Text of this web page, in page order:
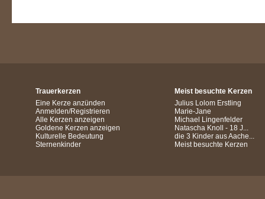
Trauerkerzen
Eine Kerze anzünden
Anmelden/Registrieren
Alle Kerzen anzeigen
Goldene Kerzen anzeigen
Kulturelle Bedeutung
Sternenkinder
Meist besuchte Kerzen
Julius Lolom Erstling
Marie-Jane
Michael Lingenfelder
Natascha Knoll - 18 J...
die 3 Kinder aus Aache...
Meist besuchte Kerzen